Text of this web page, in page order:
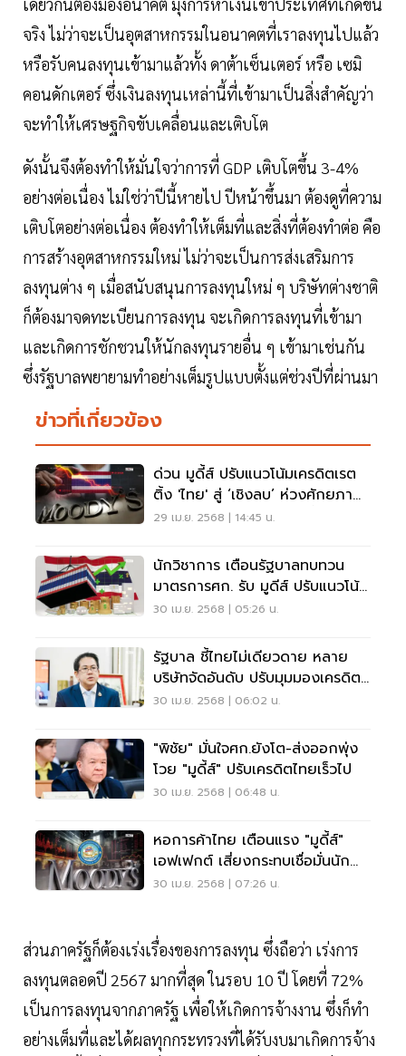
จริง​ ไม่ว่าจะเป็นอุตสาหกรรมในอนาคตที่เราลงทุนไปแล้ว
หรือรับคนลงทุนเข้ามาแล้วทั้ง ดาต้าเซ็นเตอร์ หรือ เซมิ
คอนดักเตอร์ ซึ่งเงินลงทุนเหล่านี้ที่เข้ามาเป็นสิ่งสำคัญว่า
จะทำให้เศรษฐกิจขับเคลื่อนและเติบโต
ดังนั้นจึงต้องทำให้มั่นใจว่าการที่ GDP เติบโตขึ้น 3-4%
อย่างต่อเนื่อง ไม่ใช่ว่าปีนี้หายไป​ ปีหน้าขึ้นมา ต้องดูที่ความ
เติบโตอย่างต่อเนื่อง​ ต้องทำให้เต็มที่และสิ่งที่ต้องทำต่อ​ คือ
การสร้างอุตสาหกรรมใหม่ ไม่ว่าจะเป็นการส่งเสริมการ
ลงทุนต่าง ๆ เมื่อสนับสนุนการลงทุนใหม่ ๆ บริษัทต่างชาติ
ก็ต้องมาจดทะเบียนการลงทุน จะเกิดการลงทุนที่เข้ามา
และเกิดการชักชวนให้นักลงทุนรายอื่น ๆ เข้ามาเช่นกัน
ซึ่งรัฐบาลพยายามทำอย่างเต็มรูปแบบตั้งแต่ช่วงปีที่ผ่านมา
ข่าวที่เกี่ยวข้อง
ด่วน มูดี้ส์ ปรับแนวโน้มเครดิตเรต
ติ้ง 'ไทย' สู่ ‘เชิงลบ’ ห่วงศักยภาพ
เติบโตลดลง-แรงกดดันหนี้
29 เม.ย. 2568 | 14:45 น.
นักวิชาการ เตือนรัฐบาลทบทวน
มาตรการศก. รับ มูดีส์ ปรับแนวโน้ม
เครดิตไทย
30 เม.ย. 2568 | 05:26 น.
รัฐบาล ชี้ไทยไม่เดียวดาย หลาย
บริษัทจัดอันดับ ปรับมุมมองเครดิต
ตาม ”มูดี้ส์"
30 เม.ย. 2568 | 06:02 น.
"พิชัย" มั่นใจศก.ยังโต-ส่งออกพุ่ง
โวย "มูดี้ส์" ปรับเครดิตไทยเร็วไป
30 เม.ย. 2568 | 06:48 น.
หอการค้าไทย เตือนแรง "มูดี้ส์"
เอฟเฟกต์ เสี่ยงกระทบเชื่อมั่นนัก
ลงทุน
30 เม.ย. 2568 | 07:26 น.
ส่วนภาครัฐก็ต้องเร่งเรื่องของการลงทุน ซึ่งถือว่า เร่งการ
ลงทุนตลอดปี​ 2567​ มากที่สุด ในรอบ 10 ปี โดยที่ 72%
เป็นการลงทุนจากภาครัฐ เพื่อให้เกิดการจ้างงาน ซึ่งก็ทำ
อย่างเต็มที่และได้ผลทุกกระทรวงที่ได้รับงบมาเกิดการจ้าง